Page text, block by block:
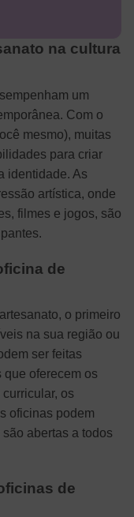
na cultura
um
Com o
mesmo), muitas
para criar
identidade. As
artística, onde
filmes e jogos, são
de
o primeiro
na sua região ou
ser feitas
oferecem os
os
oficinas podem
abertas a todos
de